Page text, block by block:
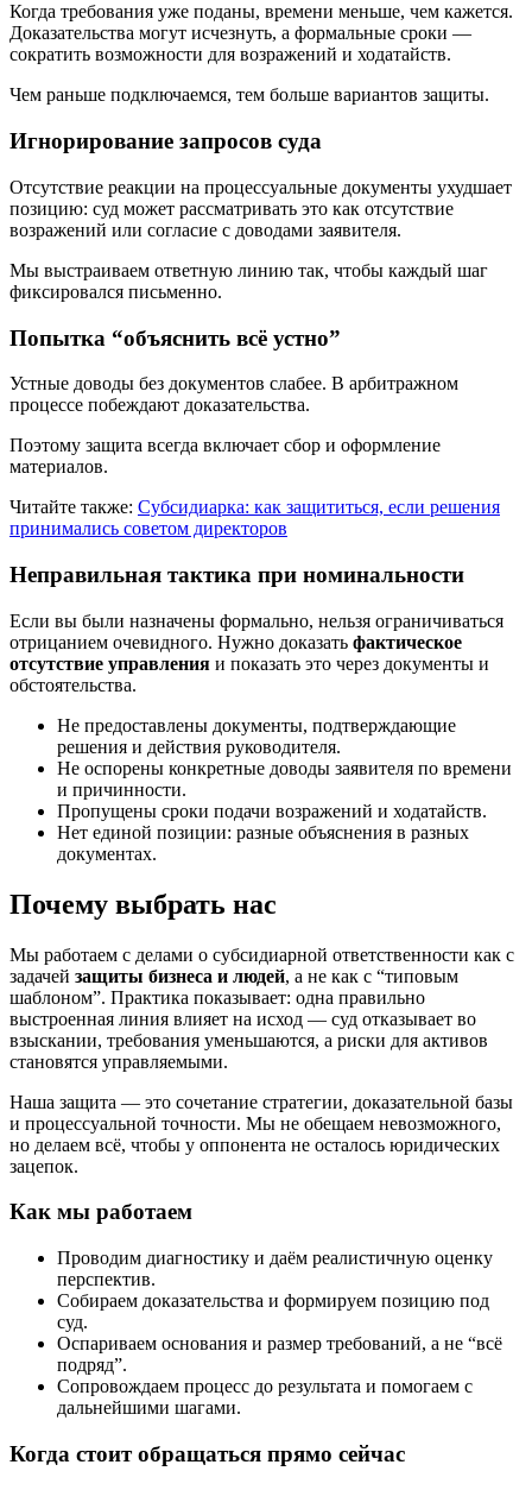
Когда требования уже поданы, времени меньше, чем кажется.
Доказательства могут исчезнуть, а формальные сроки —
сократить возможности для возражений и ходатайств.
Чем раньше подключаемся, тем больше вариантов защиты.
Игнорирование запросов суда
Отсутствие реакции на процессуальные документы ухудшает
позицию: суд может рассматривать это как отсутствие
возражений или согласие с доводами заявителя.
Мы выстраиваем ответную линию так, чтобы каждый шаг
фиксировался письменно.
Попытка “объяснить всё устно”
Устные доводы без документов слабее. В арбитражном
процессе побеждают доказательства.
Поэтому защита всегда включает сбор и оформление
материалов.
Читайте также: Субсидиарка: как защититься, если решения
принимались советом директоров
Неправильная тактика при номинальности
Если вы были назначены формально, нельзя ограничиваться
отрицанием очевидного. Нужно доказать фактическое
отсутствие управления и показать это через документы и
обстоятельства.
Не предоставлены документы, подтверждающие
решения и действия руководителя.
Не оспорены конкретные доводы заявителя по времени
и причинности.
Пропущены сроки подачи возражений и ходатайств.
Нет единой позиции: разные объяснения в разных
документах.
Почему выбрать нас
Мы работаем с делами о субсидиарной ответственности как с
задачей защиты бизнеса и людей, а не как с “типовым
шаблоном”. Практика показывает: одна правильно
выстроенная линия влияет на исход — суд отказывает во
взыскании, требования уменьшаются, а риски для активов
становятся управляемыми.
Наша защита — это сочетание стратегии, доказательной базы
и процессуальной точности. Мы не обещаем невозможного,
но делаем всё, чтобы у оппонента не осталось юридических
зацепок.
Как мы работаем
Проводим диагностику и даём реалистичную оценку
перспектив.
Собираем доказательства и формируем позицию под
суд.
Оспариваем основания и размер требований, а не “всё
подряд”.
Сопровождаем процесс до результата и помогаем с
дальнейшими шагами.
Когда стоит обращаться прямо сейчас